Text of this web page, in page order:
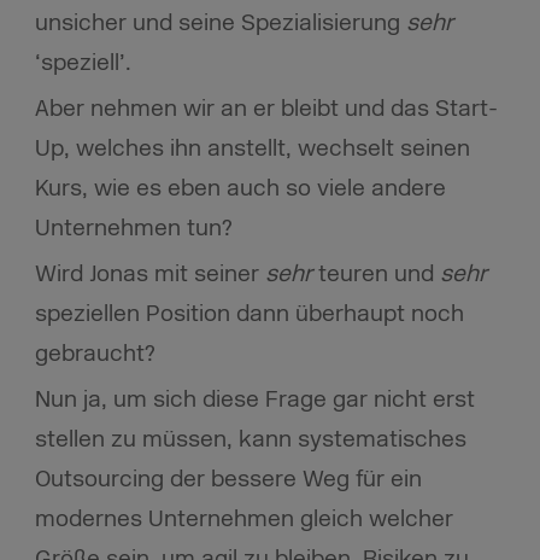
unsicher und seine Spezialisierung sehr
‘speziell’.
Aber nehmen wir an er bleibt und das Start-
Up, welches ihn anstellt, wechselt seinen
Kurs, wie es eben auch so viele andere
Unternehmen tun?
Wird Jonas mit seiner sehrteuren und sehr
speziellen Position dann überhaupt noch
gebraucht?
Nun ja, um sich diese Frage gar nicht erst
stellen zu müssen, kann systematisches
Outsourcing der bessere Weg für ein
modernes Unternehmen gleich welcher